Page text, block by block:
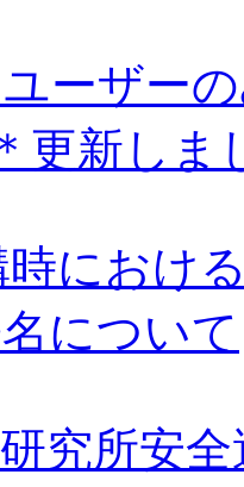
ーザー
更新しま
時におけ
について
究所安